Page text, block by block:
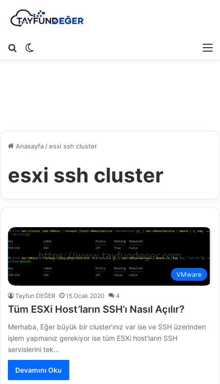
Arama yap ...
Anasayfa/esxi ssh cluster
esxi ssh cluster
VMware
Tayfun DEĞER 15 Ocak 2020 4
Tüm ESXi Host’ların SSH’ı Nasıl Açılır?
Merhaba, Eğer büyük bir cluster’ınız var ise ve SSH üzerinden
işlem yapmanız gerekiyor ise tüm ESXi host’ların SSH
servislerini tek…
Devamını Oku